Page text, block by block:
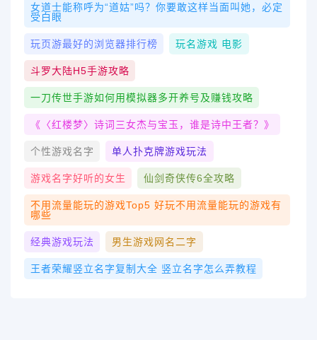
女道士能称呼为“道姑”吗？你要敢这样当面叫她，必定
受白眼
玩页游最好的浏览器排行榜 玩名游戏 电影
斗罗大陆h5手游攻略
一刀传世手游如何用模拟器多开养号及赚钱攻略
《〈红楼梦〉诗词三女杰与宝玉，谁是诗中王者？》
个性游戏名字 单人扑克牌游戏玩法
游戏名字好听的女生 仙剑奇侠传6全攻略
不用流量能玩的游戏top5 好玩不用流量能玩的游戏有
哪些
经典游戏玩法 男生游戏网名二字
王者荣耀竖立名字复制大全 竖立名字怎么弄教程